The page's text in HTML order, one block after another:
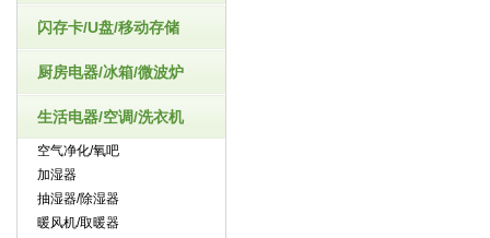
闪存卡/U盘/移动存储
厨房电器/冰箱/微波炉
生活电器/空调/洗衣机
空气净化/氧吧
加湿器
抽湿器/除湿器
暖风机/取暖器